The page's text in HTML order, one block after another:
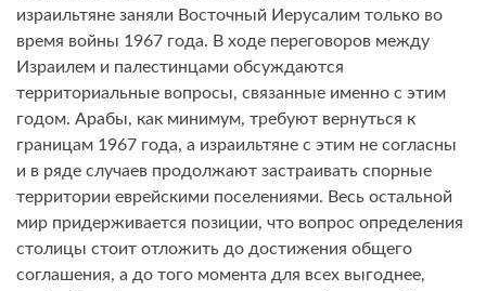
израильтяне заняли Восточный Иерусалим только во
время войны 1967 года. В ходе переговоров между
Израилем и палестинцами обсуждаются
территориальные вопросы, связанные именно с этим
годом. Арабы, как минимум, требуют вернуться к
границам 1967 года, а израильтяне с этим не согласны
и в ряде случаев продолжают застраивать спорные
территории еврейскими поселениями. Весь остальной
мир придерживается позиции, что вопрос определения
столицы стоит отложить до достижения общего
соглашения, а до того момента для всех выгоднее,